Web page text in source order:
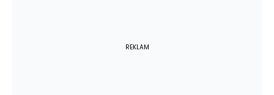
REKLAM